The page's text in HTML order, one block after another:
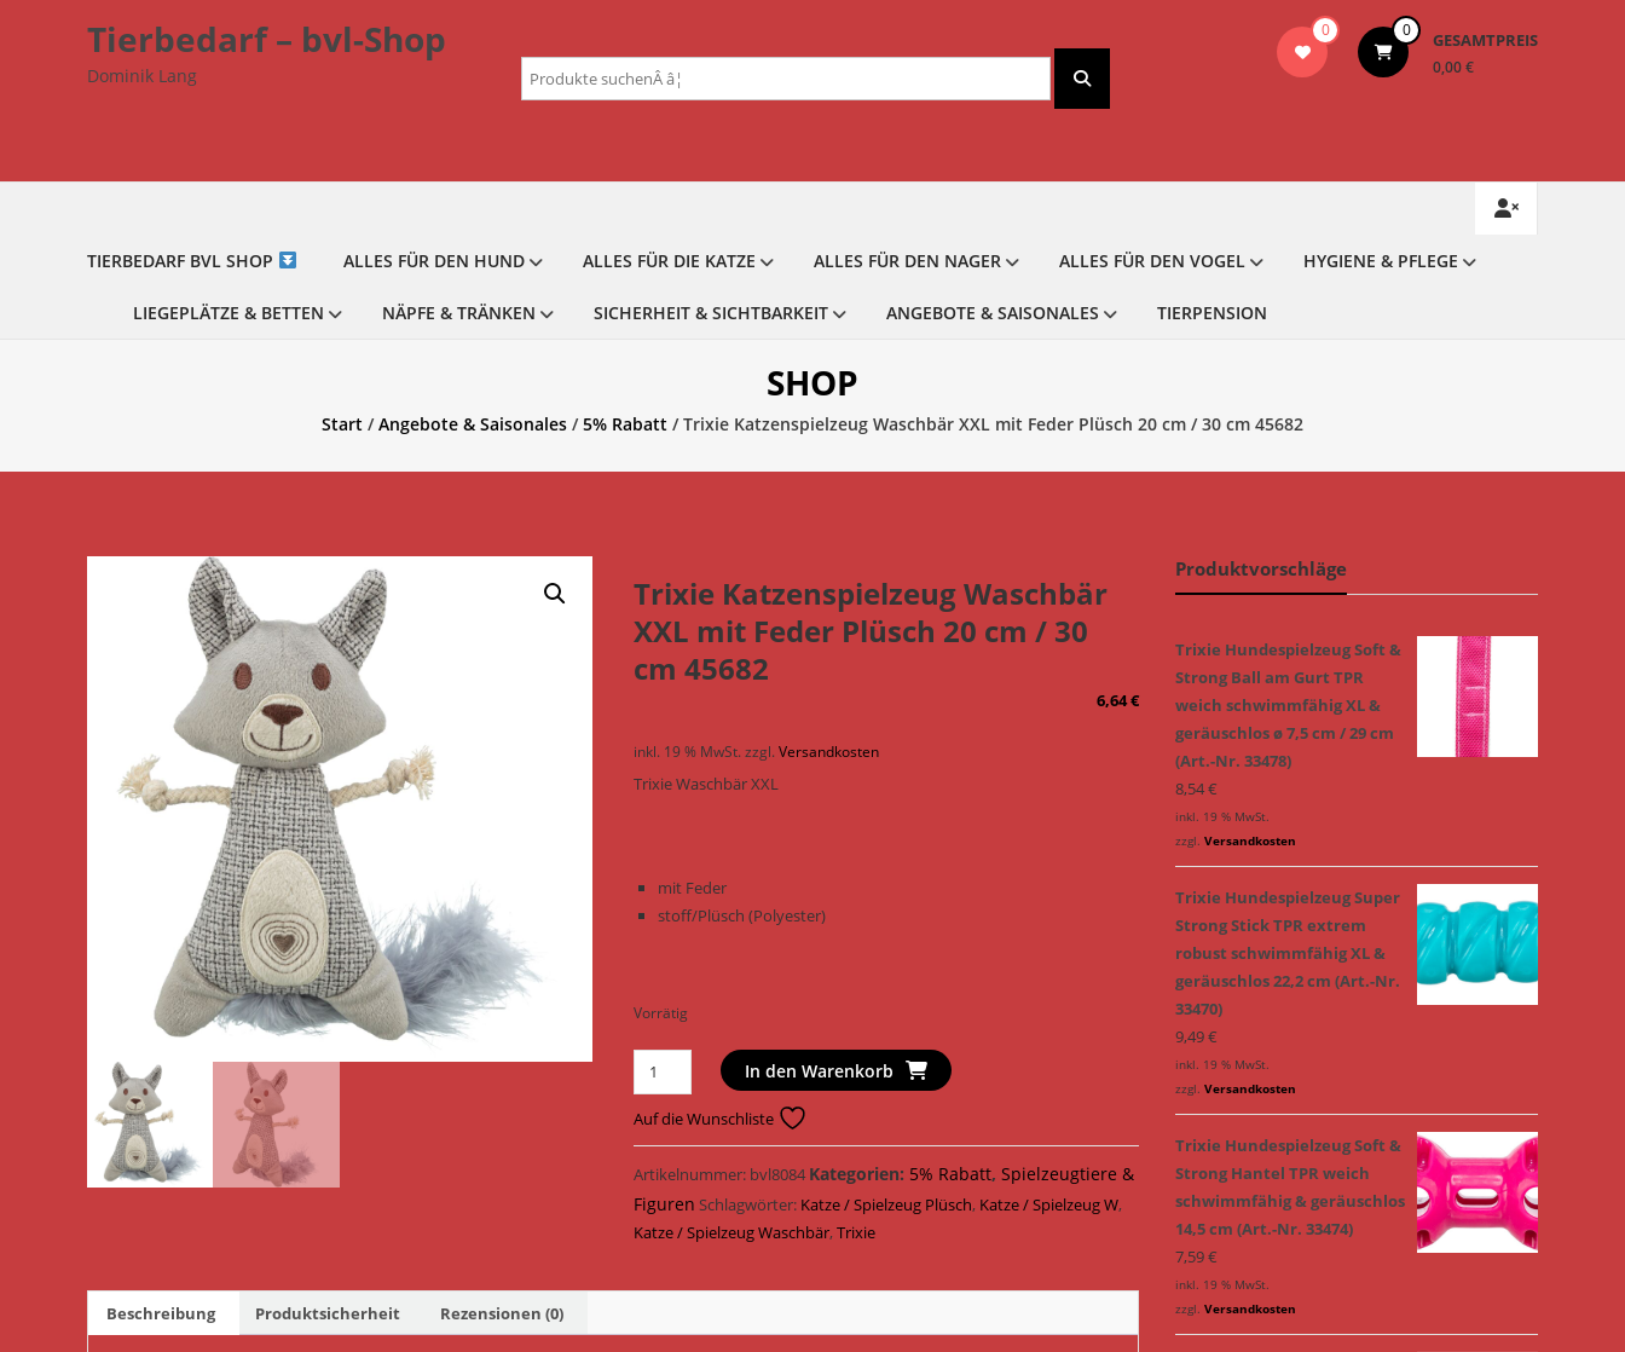
Tierbedarf – bvl-Shop
Dominik Lang
0 0 GESAMTPREIS
0,00 €
Suchen
nach:
TIERBEDARF BVL SHOP ALLES FÜR DEN HUND ALLES FÜR DIE KATZE ALLES FÜR DEN NAGER ALLES FÜR DEN VOGEL HYGIENE & PFLEGE
LIEGEPLÄTZE & BETTEN NÄPFE & TRÄNKEN SICHERHEIT & SICHTBARKEIT ANGEBOTE & SAISONALES TIERPENSION
SHOP
Start /Angebote & Saisonales /5% Rabatt / Trixie Katzenspielzeug Waschbär XXL mit Feder Plüsch 20 cm / 30 cm 45682
Trixie Katzenspielzeug Waschbär
XXL mit Feder Plüsch 20 cm / 30
cm 45682
6,64€
inkl. 19 % MwSt. zzgl.Versandkosten
Trixie Waschbär XXL
mit Feder
stoff/Plüsch (Polyester)
Vorrätig
Trixie
Katzenspielzeug
Waschbär
XXL
mit
Feder
Plüsch
30
In den Warenkorb
Auf die Wunschliste
Artikelnummer: bvl8084Kategorien: 5% Rabatt,Spielzeugtiere &
Figuren Schlagwörter: Katze / Spielzeug Plüsch, Katze / Spielzeug W,
Katze / Spielzeug Waschbär,Trixie
Beschreibung Produktsicherheit Rezensionen (0)
Produktvorschläge
Trixie Hundespielzeug Soft &
Strong Ball am Gurt TPR
weich schwimmfähig XL &
geräuschlos ø 7,5 cm / 29 cm
(Art.-Nr. 33478)
8,54€
inkl. 19 % MwSt.
zzgl. Versandkosten
Trixie Hundespielzeug Super
Strong Stick TPR extrem
robust schwimmfähig XL &
geräuschlos 22,2 cm (Art.-Nr.
33470)
9,49€
inkl. 19 % MwSt.
zzgl. Versandkosten
Trixie Hundespielzeug Soft &
Strong Hantel TPR weich
schwimmfähig & geräuschlos
14,5 cm (Art.-Nr. 33474)
7,59€
inkl. 19 % MwSt.
zzgl. Versandkosten